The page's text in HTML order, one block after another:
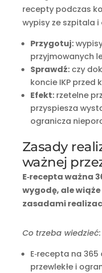
recepty podczas
wypisy ze szpitala
Przygotuj:
przyjmowanych
Sprawdź:czy
koncie IKP przed
Efekt:rzetelne
przyspiesza
ogranicza
Zasady
ważnej
E‑recepta ważna
wygodę, ale
zasadami
Co trzeba wiedzieć:
E‑recepta na
przewlekłe i